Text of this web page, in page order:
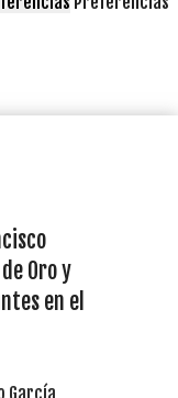
Oro y
en el
García